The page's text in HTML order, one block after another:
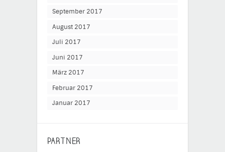
September 2017
August 2017
Juli 2017
Juni 2017
März 2017
Februar 2017
Januar 2017
PARTNER